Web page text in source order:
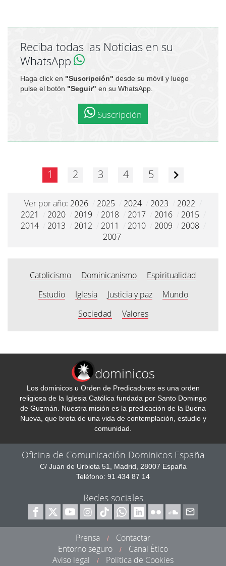
Reciba todas las Noticias en su
WhatsApp
Haga click en "Suscripción" desde su móvil y luego
pulse el botón "Seguir" en su WhatsApp.
Suscripción
1 2 3 4 5
Ver por año: 2026 2025 2024 2023 2022
2021
2020 2019 2018 2017 2016 2015
2014
2013 2012 2011 2010 2009 2008
2007
Catolicismo Dominicanismo
Espiritualidad
Estudio
Iglesia Justicia y paz
Mundo
Sociedad
Valores
dominicos
Los dominicos u Orden de Predicadores es una orden
religiosa de la Iglesia Católica fundada por Santo Domingo
de Guzmán. Nuestra misión es la predicación de la Buena
Nueva, que brota de una vida de contemplación, estudio y
comunidad.
Oficina de Comunicación Dominicos España
C/ Juan de Urbieta 51, Madrid, 28007 España
Teléfono: 91 434 87 14
Redes sociales
Prensa /
Contactar
Entorno seguro
/
Canal Ético
Aviso legal
/
Política de Cookies